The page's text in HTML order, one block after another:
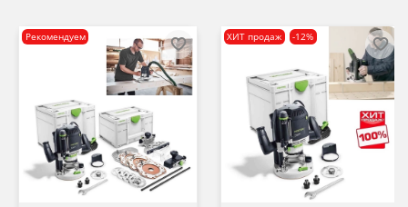
Рекомендуем ХИТ продаж -12%